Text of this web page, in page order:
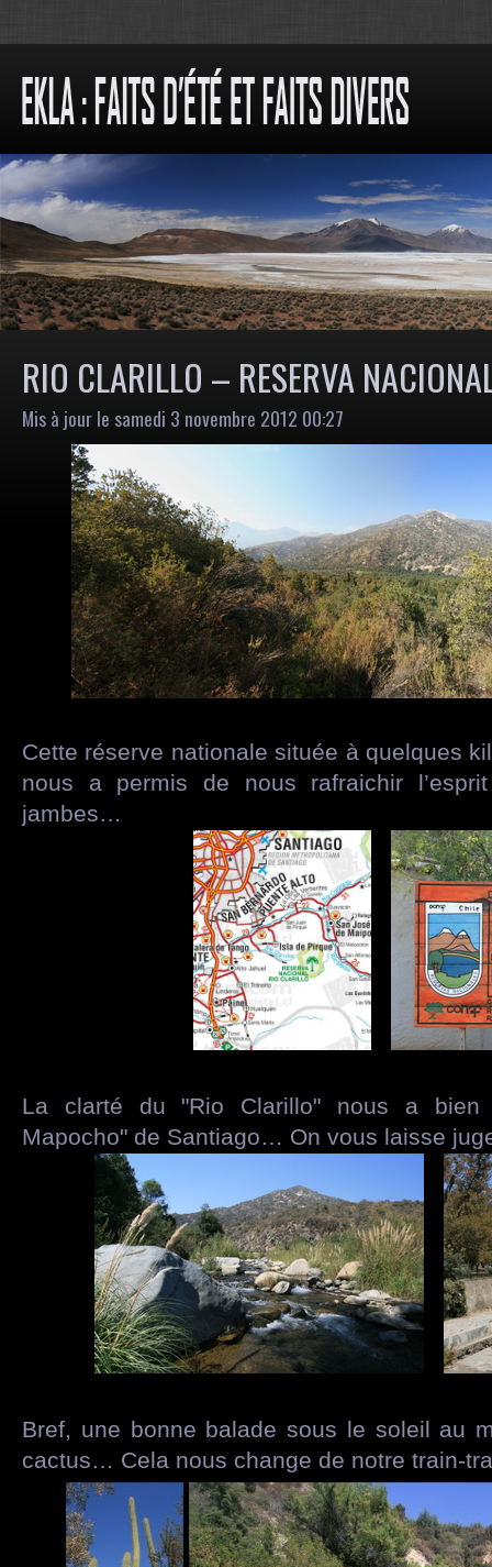
RIO CLARILLO – RESERVA
Mis à jour le samedi 3 novembre 2012 00:27
Cette réserve nationale située à quelques
nous a permis de nous rafraichir
jambes…
La clarté du "Rio Clarillo" nous a bien
Mapocho" de Santiago… On vous laisse
Bref, une bonne balade sous le soleil au
cactus… Cela nous change de notre train-